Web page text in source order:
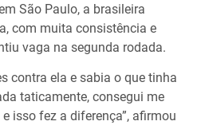
São Paulo, a brasileira
com muita consistência e
vaga na segunda rodada.
contra ela e sabia o que tinha
taticamente, consegui me
isso fez a diferença”, afirmou